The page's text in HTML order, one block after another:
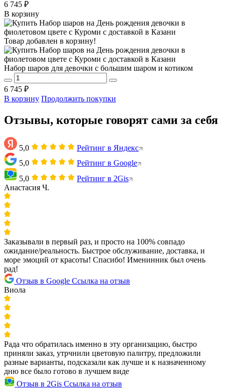
6 745 ₽
В корзину
Товар добавлен в корзину!
Набор шаров для девочки с большим шаром и котиком
6 745 ₽
В корзину Продолжить покупки
Отзывы, которые говорят сами за себя
5,0
Рейтинг в Яндекс
5,0
Рейтинг в Google
5,0
Рейтинг в 2Gis
Анастасия Ч.
Заказывали в первый раз, и просто на 100% совпадо
ожидание/реальность. Быстрое обслуживание, доставка, и
море эмоций от красоты! Спасибо! Именинник был очень
рад!
Отзыв в Google Ссылка на отзыв
Виола
Рада что обратилась именно в эту организацию, быстро
приняли заказ, утрчнили цветовую палитру, предложили
разные варианты, подсказали как лучше и к назначенному
дню все было готово в лучшем виде
Отзыв в 2Gis Ссылка на отзыв